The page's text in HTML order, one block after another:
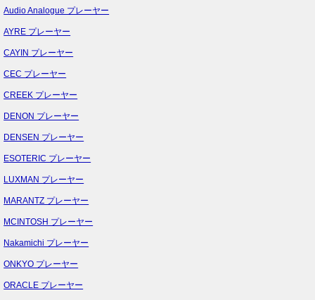
Audio Analogue プレーヤー
AYRE プレーヤー
CAYIN プレーヤー
CEC プレーヤー
CREEK プレーヤー
DENON プレーヤー
DENSEN プレーヤー
ESOTERIC プレーヤー
LUXMAN プレーヤー
MARANTZ プレーヤー
MCINTOSH プレーヤー
Nakamichi プレーヤー
ONKYO プレーヤー
ORACLE プレーヤー